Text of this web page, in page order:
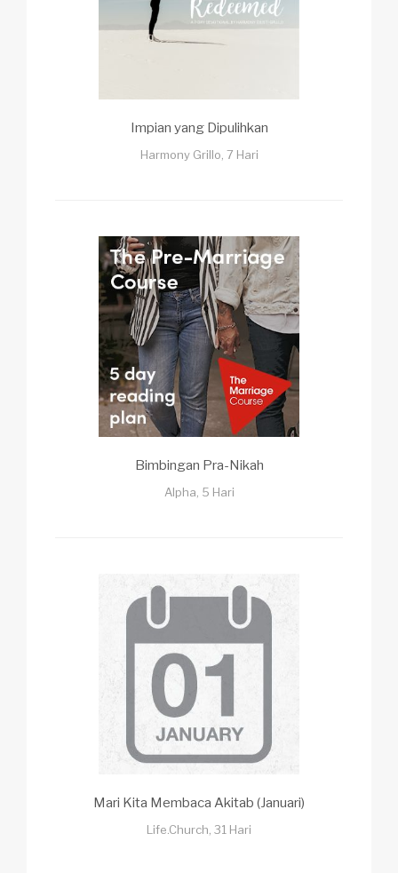
Impian yang Dipulihkan
Harmony Grillo, 7 Hari
Bimbingan Pra-Nikah
Alpha, 5 Hari
Mari Kita Membaca Akitab (Januari)
Life.Church, 31 Hari